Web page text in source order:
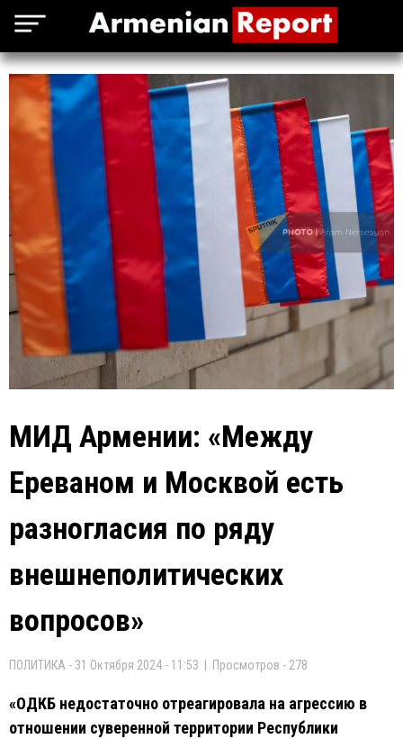
МИД Армении: «Между
Ереваном и Москвой есть
разногласия по ряду
внешнеполитических
вопросов»
ПОЛИТИКА - 31 Октября 2024 - 11:53 | Просмотров - 278
«ОДКБ недостаточно отреагировала на агрессию в
отношении суверенной территории Республики